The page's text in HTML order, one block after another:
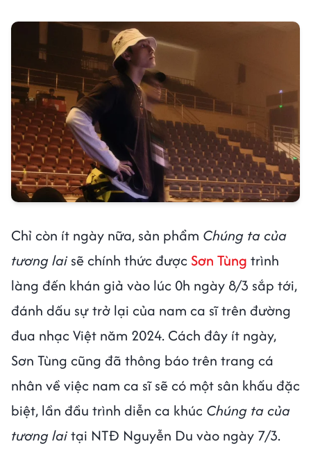
Chỉ còn ít ngày nữa, sản phẩm Chúng ta của
tương laisẽ chính thức được Sơn Tùng trình
làng đến khán giả vào lúc 0h ngày 8/3 sắp tới,
đánh dấu sự trở lại của nam ca sĩ trên đường
đua nhạc Việt năm 2024. Cách đây ít ngày,
Sơn Tùng cũng đã thông báo trên trang cá
nhân về việc nam ca sĩ sẽ có một sân khấu đặc
biệt, lần đầu trình diễn ca khúc Chúng ta của
tương laitại NTĐ Nguyễn Du vào ngày 7/3.